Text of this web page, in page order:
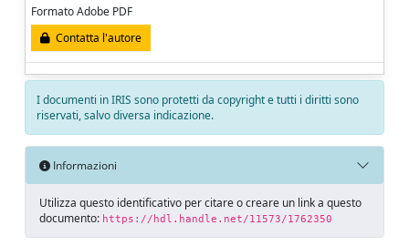
Formato Adobe PDF
Contatta l'autore
I documenti in IRIS sono protetti da copyright e tutti i diritti sono
riservati, salvo diversa indicazione.
Informazioni
Utilizza questo identificativo per citare o creare un link a questo
documento: https://hdl.handle.net/11573/1762350